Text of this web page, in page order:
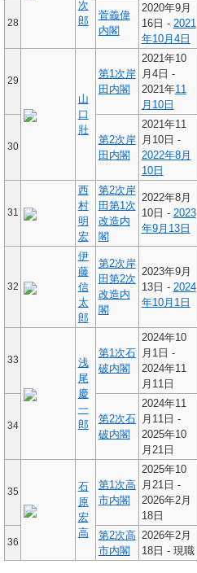
次
郎
28
菅義偉
内閣
2020年9月
16日 - 2021
年10月4日
29
山
口
壯
第1次岸
田内閣
2021年10
月4日 -
2021年11
月10日
30
第2次岸
田内閣
2021年11
月10日 -
2022年8月
10日
31
西
村
明
宏
第2次岸
田第1次
改造内
閣
2022年8月
10日 - 2023
年9月13日
32
伊
藤
信
太
郎
第2次岸
田第2次
改造内
閣
2023年9月
13日 - 2024
年10月1日
33
浅
尾
慶
一
郎
第1次石
破内閣
2024年10
月1日 -
2024年11
月11日
34
第2次石
破内閣
2024年11
月11日 -
2025年10
月21日
35
石
原
宏
高
第1次高
市内閣
2025年10
月21日 -
2026年2月
18日
36
第2次高
市内閣
2026年2月
18日 - 現職